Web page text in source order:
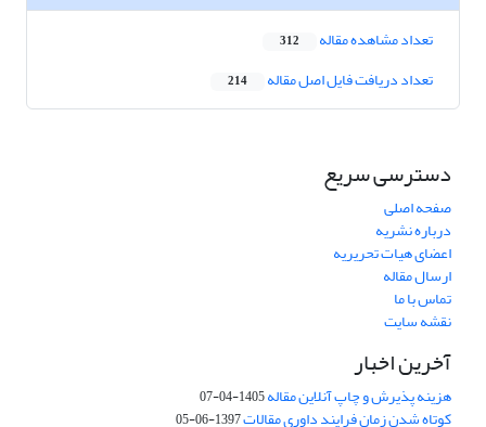
تعداد مشاهده مقاله 312
تعداد دریافت فایل اصل مقاله 214
دسترسی سریع
صفحه اصلی
درباره نشریه
اعضای هیات تحریریه
ارسال مقاله
تماس با ما
نقشه سایت
آخرین اخبار
هزینه پذیرش و چاپ آنلاین مقاله1405-04-07
کوتاه شدن زمان فرایند داوری مقالات1397-06-05